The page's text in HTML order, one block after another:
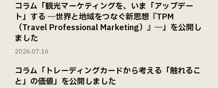
コラム「観光マーケティングを、いま「アップデー
ト」する ―世界と地域をつなぐ新思想『TPM
（Travel Professional Marketing）』―」を公開し
ました
2026.07.16
コラム「トレーディングカードから考える「触れるこ
と」の価値」を公開しました